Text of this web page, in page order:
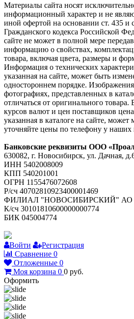
Материалы сайта носят
информационный характер и не
иной офертой на основании ст. 435 и
Гражданского кодекса Российской
сайте не может в полной мере
информацию о свойствах,
товара, включая цвета, размеры и
Информация о технических
указанная на сайте, может быть
одностороннем порядке.
фотографиях, представленных в
отличаться от оригинального
курсов валют и цен поставщиков
указанная в каталоге на сайте, может
уточняйте цены по телефону у наших
Банковские реквизиты ООО
630082, г. Новосибирск, ул. Дачная,
ИНН 5402008009
КПП 540201001
ОГРН 1155476072608
Р/сч 40702810923400001469
ФИЛИАЛ "НОВОСИБИРСКИЙ" АО
К/сч 30101810600000000774
БИК 045004774
Войти
Регистрация
Сравнение 0
Отложенные 0
Моя корзина 0 0 руб.
Оформить